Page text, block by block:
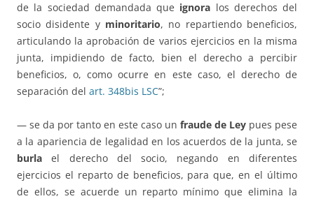
de la sociedad demandada que ignora los derechos del
socio disidente y minoritario, no repartiendo beneficios,
articulando la aprobación de varios ejercicios en la misma
junta, impidiendo de facto, bien el derecho a percibir
beneficios, o, como ocurre en este caso, el derecho de
separación del art. 348bis LSC”;
— se da por tanto en este caso un fraude de Ley pues pese
a la apariencia de legalidad en los acuerdos de la junta, se
burla el derecho del socio, negando en diferentes
ejercicios el reparto de beneficios, para que, en el último
de ellos, se acuerde un reparto mínimo que elimina la